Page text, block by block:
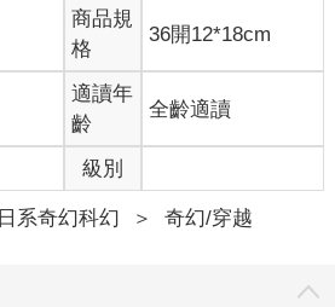
商品規
格
36開12*18cm
適讀年
齡
全齡適讀
級別
日系奇幻科幻 ＞ 奇幻/穿越